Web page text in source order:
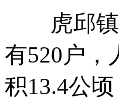
虎邱镇
有520户，
积13.4公